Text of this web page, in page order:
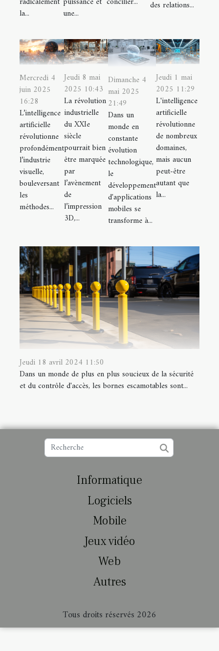
la...
une...
des relations...
Mercredi 4
juin 2025
16:28
L’intelligence
artificielle
révolutionne
profondément
l’industrie
visuelle,
bouleversant
les
méthodes...
Jeudi 8 mai
2025 10:43
La révolution
industrielle
du XXIe
siècle
pourrait bien
être marquée
par
l’avènement
de
l’impression
3D,...
Dimanche 4
mai 2025
21:49
Dans un
monde en
constante
évolution
technologique,
le
développement
d'applications
mobiles se
transforme à...
Jeudi 1 mai
2025 11:29
L'intelligence
artificielle
révolutionne
de nombreux
domaines,
mais aucun
peut-être
autant que
la...
Jeudi 18 avril 2024 11:50
Dans un monde de plus en plus soucieux de la sécurité
et du contrôle d'accès, les bornes escamotables sont...
Informatique
Logiciels
Mobile
Jeux vidéo
Web
Autres
Tous droits réservés 2026